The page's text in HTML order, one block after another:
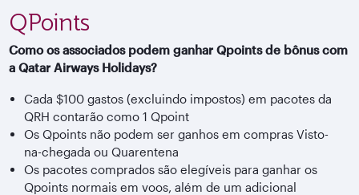
QPoints
Como os associados podem ganhar Qpoints de bônus com
a Qatar Airways Holidays?
Cada $100 gastos (excluindo impostos) em pacotes da
QRH contarão como 1 Qpoint
Os Qpoints não podem ser ganhos em compras Visto-
na-chegada ou Quarentena
Os pacotes comprados são elegíveis para ganhar os
Qpoints normais em voos, além de um adicional